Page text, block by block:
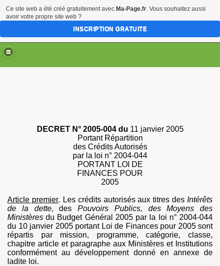
DECRET N° 2005-004 du 11 janvier 2005
Portant Répartition
des Crédits Autorisés
par la loi n° 2004-044
PORTANT LOI DE
FINANCES POUR
2005
Article premier. Les crédits autorisés aux titres des Intérêts
de la dette,des Pouvoirs Publics, des Moyens des
Ministèresdu Budget Général 2005 par la loi n° 2004-044
du 10 janvier 2005 portant Loi de Finances pour 2005 sont
répartis par mission, programme, catégorie, classe,
chapitre article et paragraphe aux Ministères et Institutions
conformément au développement donné en annexe de
ladite loi.
Ce site web a été créé gratuitement avec Ma-Page.fr. Vous souhaitez aussi
avoir votre propre site web ?
INSCRIPTION GRATUITE